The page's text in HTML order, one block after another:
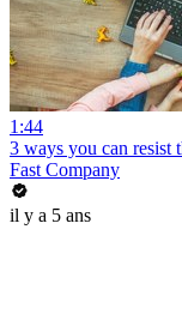
1:44
3 ways you can resist
Fast Company
il y a 5 ans